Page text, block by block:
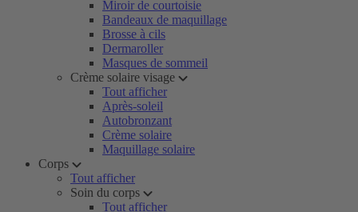
Miroir de courtoisie
Bandeaux de maquillage
Brosse à cils
Dermaroller
Masques de sommeil
Crème solaire visage
Tout afficher
Après-soleil
Autobronzant
Crème solaire
Maquillage solaire
Corps
Tout afficher
Soin du corps
Tout afficher